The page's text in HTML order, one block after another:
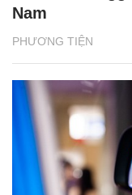
PHƯƠNG TIỆN
Nam